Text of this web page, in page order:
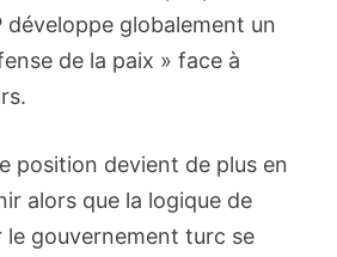
développe globalement un
de la paix » face à
position devient de plus en
alors que la logique de
le gouvernement turc se